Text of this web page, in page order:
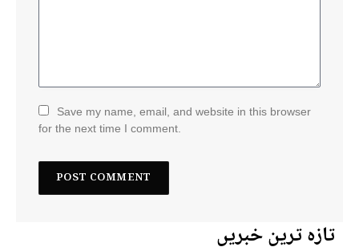
Save my name, email, and website in this browser
for the next time I comment.
تازہ ترین خبریں